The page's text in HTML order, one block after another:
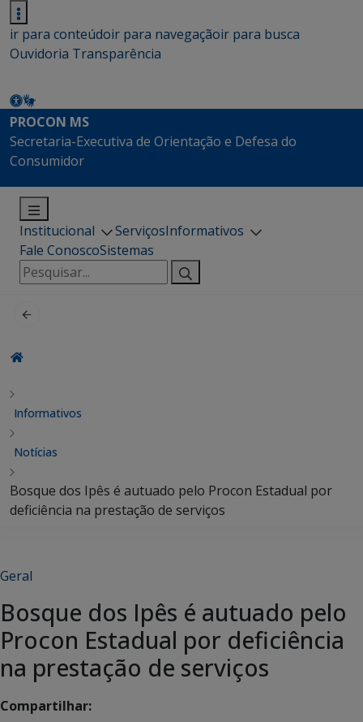
ir para conteúdoir para navegaçãoir para busca
Ouvidoria Transparência
PROCON MS
Secretaria-Executiva de Orientação e Defesa do
Consumidor
Institucional ServiçosInformativos
Fale ConoscoSistemas
Pesquisar
por:
Informativos
Notícias
Bosque dos Ipês é autuado pelo Procon Estadual por
deficiência na prestação de serviços
Geral
Bosque dos Ipês é autuado pelo
Procon Estadual por deficiência
na prestação de serviços
Compartilhar: